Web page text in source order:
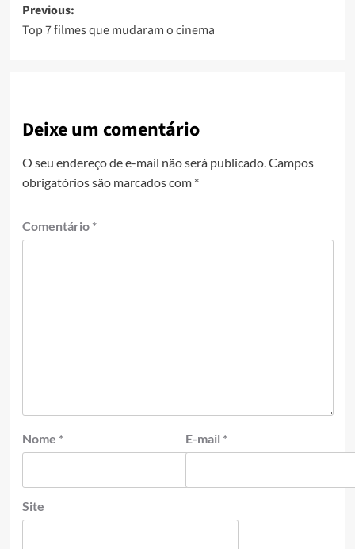
Previous:
Top 7 filmes que mudaram o cinema
Deixe um comentário
O seu endereço de e-mail não será publicado. Campos
obrigatórios são marcados com *
Comentário *
Nome * E-mail *
Site